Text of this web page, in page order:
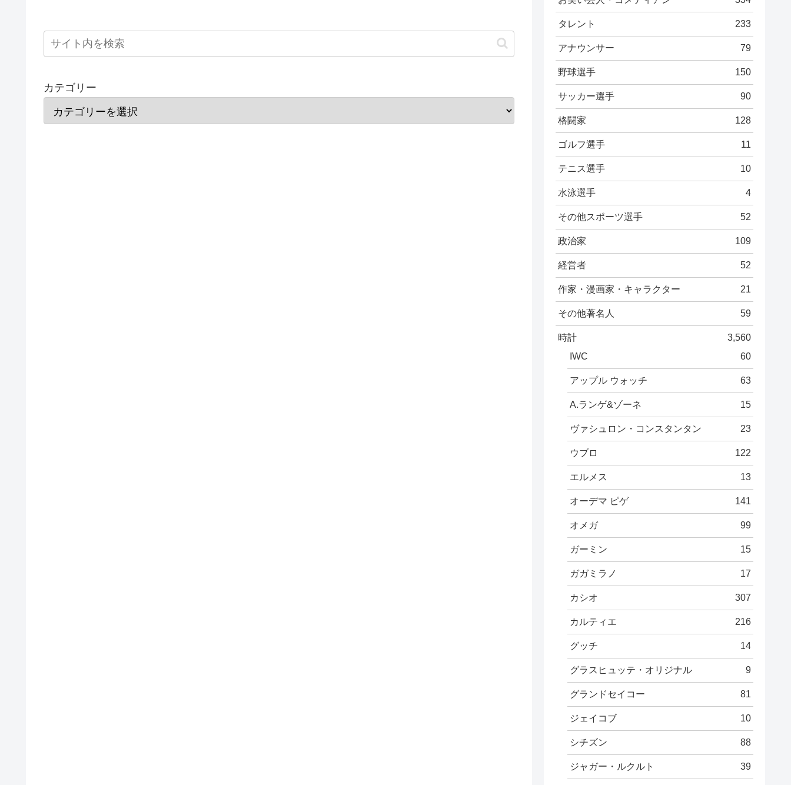
カテゴリー
タレント 233
アナウンサー 79
野球選手 150
サッカー選手 90
格闘家 128
ゴルフ選手 11
テニス選手 10
水泳選手 4
その他スポーツ選手 52
政治家 109
経営者 52
作家・漫画家・キャラクター 21
その他著名人 59
時計
3,560
IWC
60
アップル ウォッチ 63
A.ランゲ&ゾーネ 15
ヴァシュロン・コンスタンタン 23
ウブロ 122
エルメス 13
オーデマ ピゲ 141
オメガ 99
ガーミン 15
ガガミラノ 17
カシオ 307
カルティエ 216
グッチ 14
グラスヒュッテ・オリジナル 9
グランドセイコー 81
ジェイコブ 10
シチズン 88
ジャガー・ルクルト 39